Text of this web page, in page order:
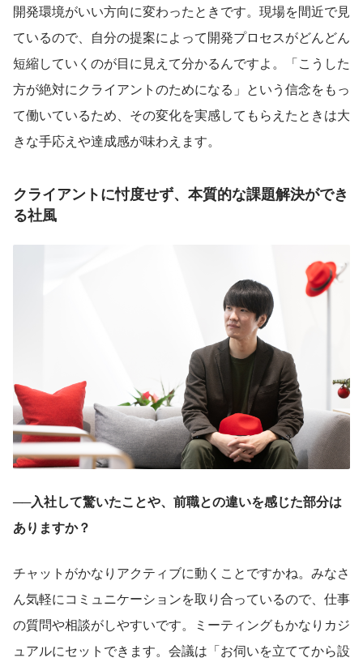
開発環境がいい方向に変わったときです。現場を間近で見
ているので、自分の提案によって開発プロセスがどんどん
短縮していくのが目に見えて分かるんですよ。「こうした
方が絶対にクライアントのためになる」という信念をもっ
て働いているため、その変化を実感してもらえたときは大
きな手応えや達成感が味わえます。
クライアントに忖度せず、本質的な課題解決ができ
る社風
──入社して驚いたことや、前職との違いを感じた部分は
ありますか？
チャットがかなりアクティブに動くことですかね。みなさ
ん気軽にコミュニケーションを取り合っているので、仕事
の質問や相談がしやすいです。ミーティングもかなりカジ
ュアルにセットできます。会議は「お伺いを立ててから設